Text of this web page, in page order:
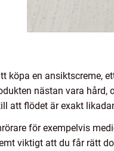
köpa en ansiktscreme,
nästan vara
att flödet är exakt
för exempelvis
viktigt att du får rätt